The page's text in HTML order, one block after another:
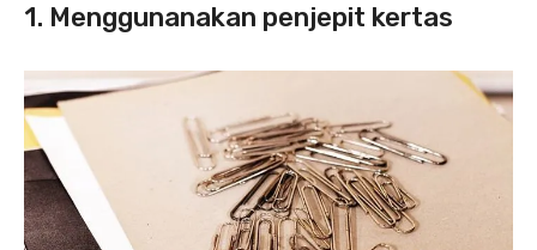
1. Menggunanakan penjepit kertas